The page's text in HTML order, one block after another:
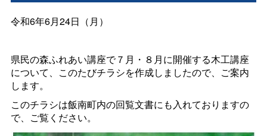
令和6年6月24日（月）
県民の森ふれあい講座で７月・８月に開催する木工講座
について、このたびチラシを作成しましたので、ご案内
します。
このチラシは飯南町内の回覧文書にも入れておりますの
で、ご覧ください。